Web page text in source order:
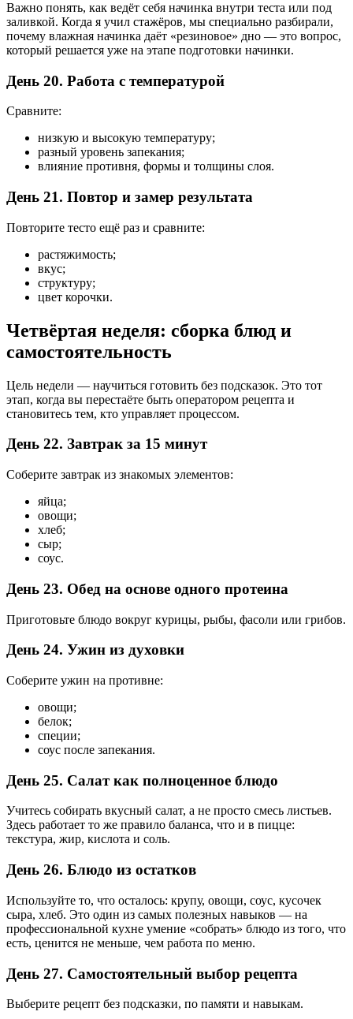
Важно понять, как ведёт себя начинка внутри теста или под
заливкой. Когда я учил стажёров, мы специально разбирали,
почему влажная начинка даёт «резиновое» дно — это вопрос,
который решается уже на этапе подготовки начинки.
День 20. Работа с температурой
Сравните:
низкую и высокую температуру;
разный уровень запекания;
влияние противня, формы и толщины слоя.
День 21. Повтор и замер результата
Повторите тесто ещё раз и сравните:
растяжимость;
вкус;
структуру;
цвет корочки.
Четвёртая неделя: сборка блюд и
самостоятельность
Цель недели — научиться готовить без подсказок. Это тот
этап, когда вы перестаёте быть оператором рецепта и
становитесь тем, кто управляет процессом.
День 22. Завтрак за 15 минут
Соберите завтрак из знакомых элементов:
яйца;
овощи;
хлеб;
сыр;
соус.
День 23. Обед на основе одного протеина
Приготовьте блюдо вокруг курицы, рыбы, фасоли или грибов.
День 24. Ужин из духовки
Соберите ужин на противне:
овощи;
белок;
специи;
соус после запекания.
День 25. Салат как полноценное блюдо
Учитесь собирать вкусный салат, а не просто смесь листьев.
Здесь работает то же правило баланса, что и в пицце:
текстура, жир, кислота и соль.
День 26. Блюдо из остатков
Используйте то, что осталось: крупу, овощи, соус, кусочек
сыра, хлеб. Это один из самых полезных навыков — на
профессиональной кухне умение «собрать» блюдо из того, что
есть, ценится не меньше, чем работа по меню.
День 27. Самостоятельный выбор рецепта
Выберите рецепт без подсказки, по памяти и навыкам.